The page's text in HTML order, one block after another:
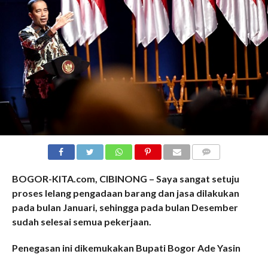
BOGOR-KITA.com, CIBINONG – Saya sangat setuju
proses lelang pengadaan barang dan jasa dilakukan
pada bulan Januari, sehingga pada bulan Desember
sudah selesai semua pekerjaan.
Penegasan ini dikemukakan Bupati Bogor Ade Yasin